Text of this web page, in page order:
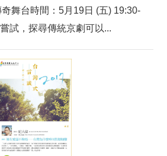
舞台時間：5月19日 (五) 19:30-
試，探尋傳統京劇可以...